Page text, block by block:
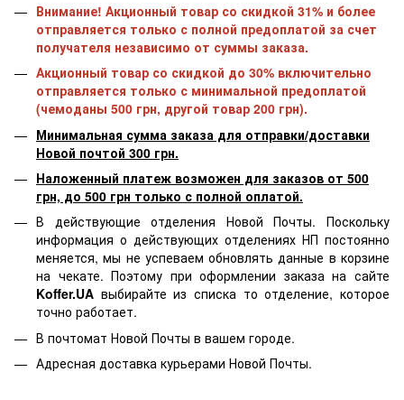
Внимание! Акционный товар со скидкой 31% и более
отправляется только с полной предоплатой за счет
получателя независимо от суммы заказа.
Акционный товар со скидкой до 30% включительно
отправляется только с минимальной предоплатой
(чемоданы 500 грн, другой товар 200 грн).
Минимальная сумма заказа для отправки/доставки
Новой почтой 300 грн.
Наложенный платеж возможен для заказов от 500
грн, до 500 грн только с полной оплатой.
В действующие отделения Новой Почты. Поскольку
информация о действующих отделениях НП постоянно
меняется, мы не успеваем обновлять данные в корзине
на чекате. Поэтому при оформлении заказа на сайте
Koffer.UA выбирайте из списка то отделение, которое
точно работает.
В почтомат Новой Почты в вашем городе.
Адресная доставка курьерами Новой Почты.